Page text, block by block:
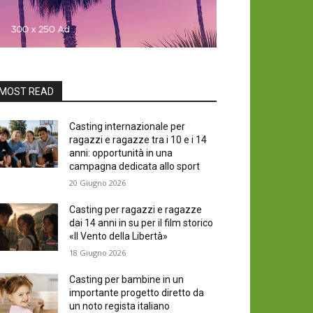
READ
Casting internazionale per
ragazzi e ragazze tra i 10 e i 14
anni: opportunità in una
campagna dedicata allo sport
20 Giugno 2026
Casting per ragazzi e ragazze
dai 14 anni in su per il film storico
«Il Vento della Libertà»
18 Giugno 2026
Casting per bambine in un
importante progetto diretto da
un noto regista italiano